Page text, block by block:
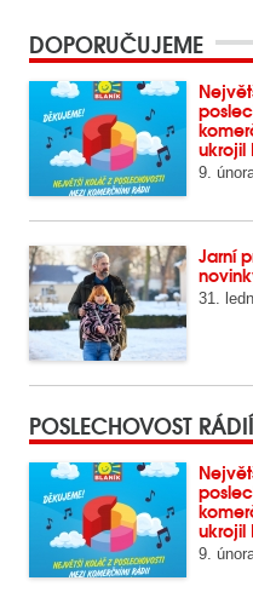
DOPORUČUJEME
ukrojil
9.
Jarní
31.
POSLECHOVOST RÁDIÍ
ukrojil
9.